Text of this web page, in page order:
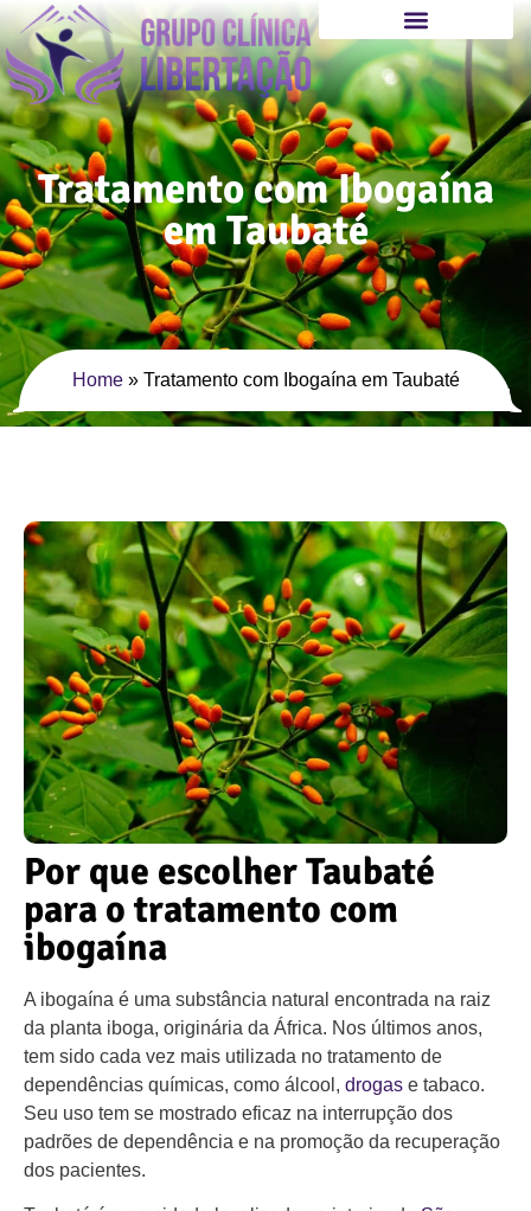
Tratamento com Ibogaína
em Taubaté
Home» Tratamento com Ibogaína em Taubaté
Por que escolher Taubaté
para o tratamento com
ibogaína
A ibogaína é uma substância natural encontrada na raiz
da planta iboga, originária da África. Nos últimos anos,
tem sido cada vez mais utilizada no tratamento de
dependências químicas, como álcool, drogas e tabaco.
Seu uso tem se mostrado eficaz na interrupção dos
padrões de dependência e na promoção da recuperação
dos pacientes.